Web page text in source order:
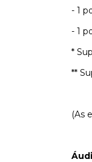
- 1
- 1
*
**
(As